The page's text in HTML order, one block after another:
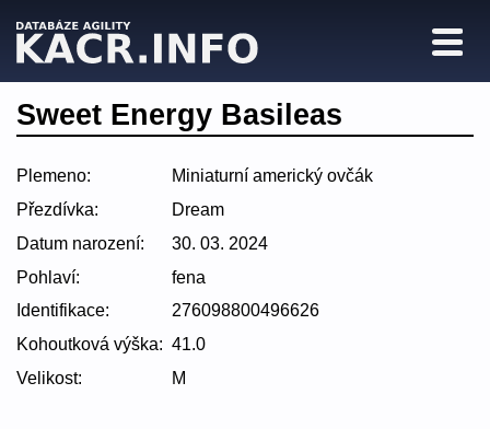
Sweet Energy Basileas
Plemeno:
Miniaturní americký ovčák
Přezdívka:
Dream
Datum narození:
30. 03. 2024
Pohlaví:
fena
Identifikace:
276098800496626
Kohoutková výška: 41.0
Velikost:
M